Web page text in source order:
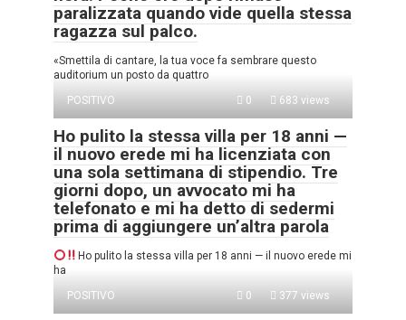
paralizzata quando vide quella stessa
ragazza sul palco.
«Smettila di cantare, la tua voce fa sembrare questo
auditorium un posto da quattro
POSITIVO
0 683 views
Ho pulito la stessa villa per 18 anni —
il nuovo erede mi ha licenziata con
una sola settimana di stipendio. Tre
giorni dopo, un avvocato mi ha
telefonato e mi ha detto di sedermi
prima di aggiungere un’altra parola
Ho pulito la stessa villa per 18 anni — il nuovo erede mi
ha
POSITIVO
0 377 views